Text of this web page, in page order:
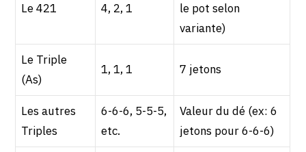
Le 421 4, 2, 1
le pot selon
variante)
Le Triple
(As)
1, 1, 1 7 jetons
Les autres
Triples
6-6-6, 5-5-5,
etc.
Valeur du dé (ex: 6
jetons pour 6-6-6)